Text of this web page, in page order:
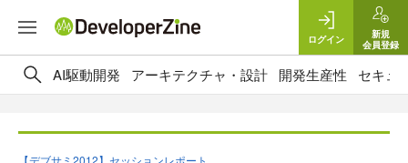
ログイン
新規
会員登録
AI駆動開発 アーキテクチャ・設計 開発生産性 セキュ
【デブサミ2012】セッションレポート